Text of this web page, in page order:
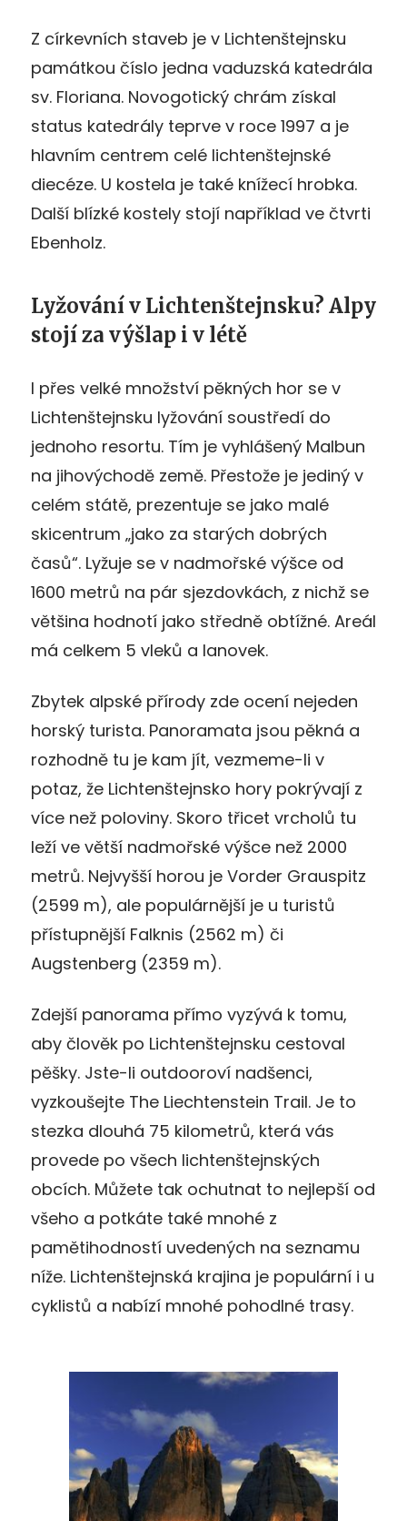
Z církevních staveb je v Lichtenštejnsku
památkou číslo jedna vaduzská katedrála
sv. Floriana. Novogotický chrám získal
status katedrály teprve v roce 1997 a je
hlavním centrem celé lichtenštejnské
diecéze. U kostela je také knížecí hrobka.
Další blízké kostely stojí například ve čtvrti
Ebenholz.
Lyžování v Lichtenštejnsku? Alpy
stojí za výšlap i v létě
I přes velké množství pěkných hor se v
Lichtenštejnsku lyžování soustředí do
jednoho resortu. Tím je vyhlášený Malbun
na jihovýchodě země. Přestože je jediný v
celém státě, prezentuje se jako malé
skicentrum „jako za starých dobrých
časů“. Lyžuje se v nadmořské výšce od
1600 metrů na pár sjezdovkách, z nichž se
většina hodnotí jako středně obtížné. Areál
má celkem 5 vleků a lanovek.
Zbytek alpské přírody zde ocení nejeden
horský turista. Panoramata jsou pěkná a
rozhodně tu je kam jít, vezmeme-li v
potaz, že Lichtenštejnsko hory pokrývají z
více než poloviny. Skoro třicet vrcholů tu
leží ve větší nadmořské výšce než 2000
metrů. Nejvyšší horou je Vorder Grauspitz
(2599 m), ale populárnější je u turistů
přístupnější Falknis (2562 m) či
Augstenberg (2359 m).
Zdejší panorama přímo vyzývá k tomu,
aby člověk po Lichtenštejnsku cestoval
pěšky. Jste-li outdooroví nadšenci,
vyzkoušejte The Liechtenstein Trail. Je to
stezka dlouhá 75 kilometrů, která vás
provede po všech lichtenštejnských
obcích. Můžete tak ochutnat to nejlepší od
všeho a potkáte také mnohé z
pamětihodností uvedených na seznamu
níže. Lichtenštejnská krajina je populární i u
cyklistů a nabízí mnohé pohodlné trasy.